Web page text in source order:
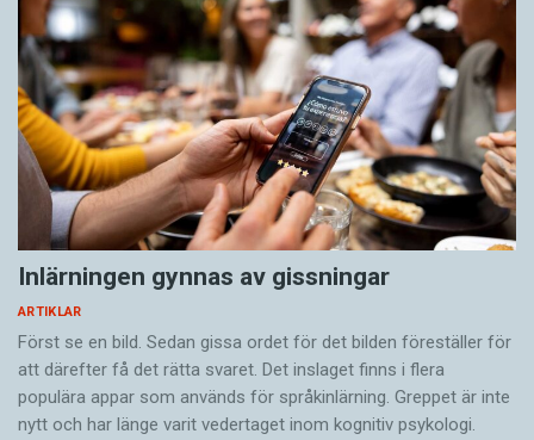
Inlärningen gynnas av gissningar
ARTIKLAR
Först se en bild. Sedan gissa ordet för det bilden föreställer för
att därefter få det rätta svaret. Det inslaget finns i flera
populära appar som används för språkinlärning. Greppet är inte
nytt och har länge varit vedertaget inom kognitiv psykologi.